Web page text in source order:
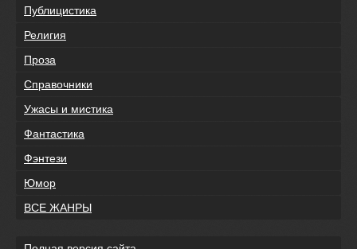
Публицистика
Религия
Проза
Справочники
Ужасы и мистика
Фантастика
Фэнтези
Юмор
ВСЕ ЖАНРЫ